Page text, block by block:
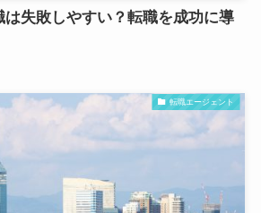
失敗しやすい？転職を成功に導
転職エージェント